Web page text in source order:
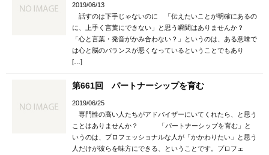
2019/06/13
話すのは下手じゃないのに 「伝えたいことが明確にあるの
に、上手く言葉にできない」と思う瞬間はありませんか？
「心と言葉・発音がかみ合わない？」というのは、ある意味で
は心と脳のバランスが悪くなっているということでもあり
[…]
第661回 パートナーシップを育む
2019/06/25
専門性の高い人たちがアドバイザーにいてくれたら、と思う
ことはありませんか？ 「パートナーシップを育む」と
いうのは、プロフェッショナルな人が「かかわりたい」と思う
人だけが彼らを味方にできる、ということです。プロフェ